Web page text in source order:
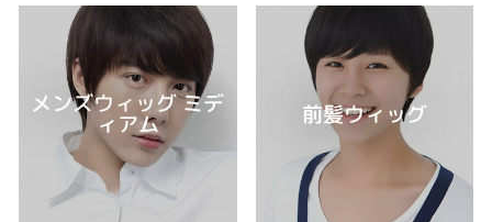
メンズウィッグ ミデ
ィアム 前髪ウィッグ